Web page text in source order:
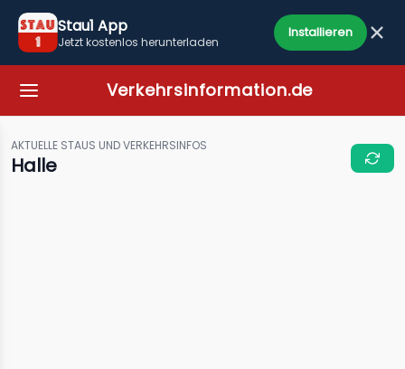
Stau1 App
Jetzt kostenlos herunterladen
Installieren
Verkehrsinformation.de
AKTUELLE STAUS UND VERKEHRSINFOS
Halle